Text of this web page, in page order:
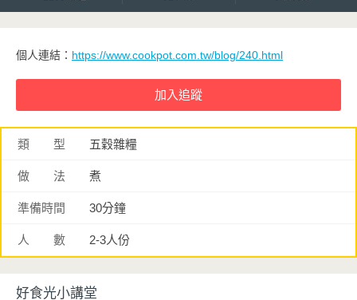
提香，簡單調味就能襯托食材原味，是一道全家人
個人連結： https://www.cookpot.com.tw/blog/240.html
類 型 五穀雜糧
做 法 煮
準備時間 30分鐘
人 數 2-3人份
好食光小講堂